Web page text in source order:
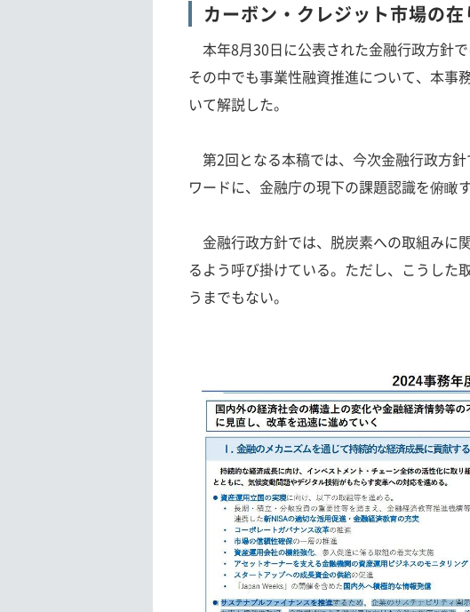
カーボン・クレジット市場の
本年8月30日に公表された金融行政方針
その中でも事業性融資推進について、本事
いて解説した。
第2回となる本稿では、今次金融行政方
ワードに、金融庁の現下の課題認識を俯瞰
金融行政方針では、脱炭素への取組みに
るよう呼び掛けている。ただし、こうした
うまでもない。